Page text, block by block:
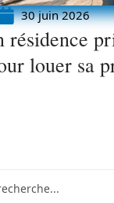
30 juin 2026
résidence
louer sa